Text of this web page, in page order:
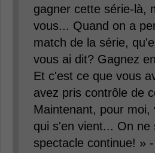
gagner cette série-là,
vous... Quand on a
match de la série,
vous ai dit? Gagnez
Et c'est ce que vous
avez pris contrôle de
Maintenant, pour moi,
qui s'en vient... On ne
spectacle continue! »